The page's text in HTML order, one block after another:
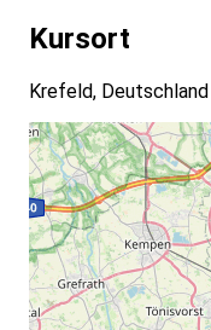
Kursort
Krefeld, Deutschland